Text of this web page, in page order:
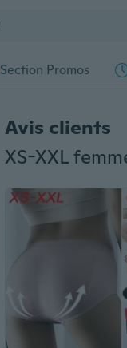
Section Promos
Avis clients